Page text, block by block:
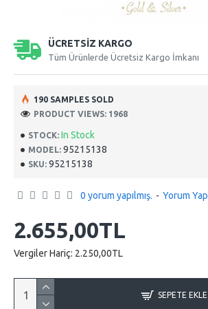
ÜCRETSİZ KARGO
Tüm Ürünlerde Ücretsiz Kargo İmkanı
STOCK: In Stock
MODEL: 95215138
SKU: 95215138
190 SAMPLES SOLD
PRODUCT VIEWS: 1968
0 yorum yapılmış. - Yorum Yap
2.655,00TL
Vergiler Hariç: 2.250,00TL
SEPETE EKLE